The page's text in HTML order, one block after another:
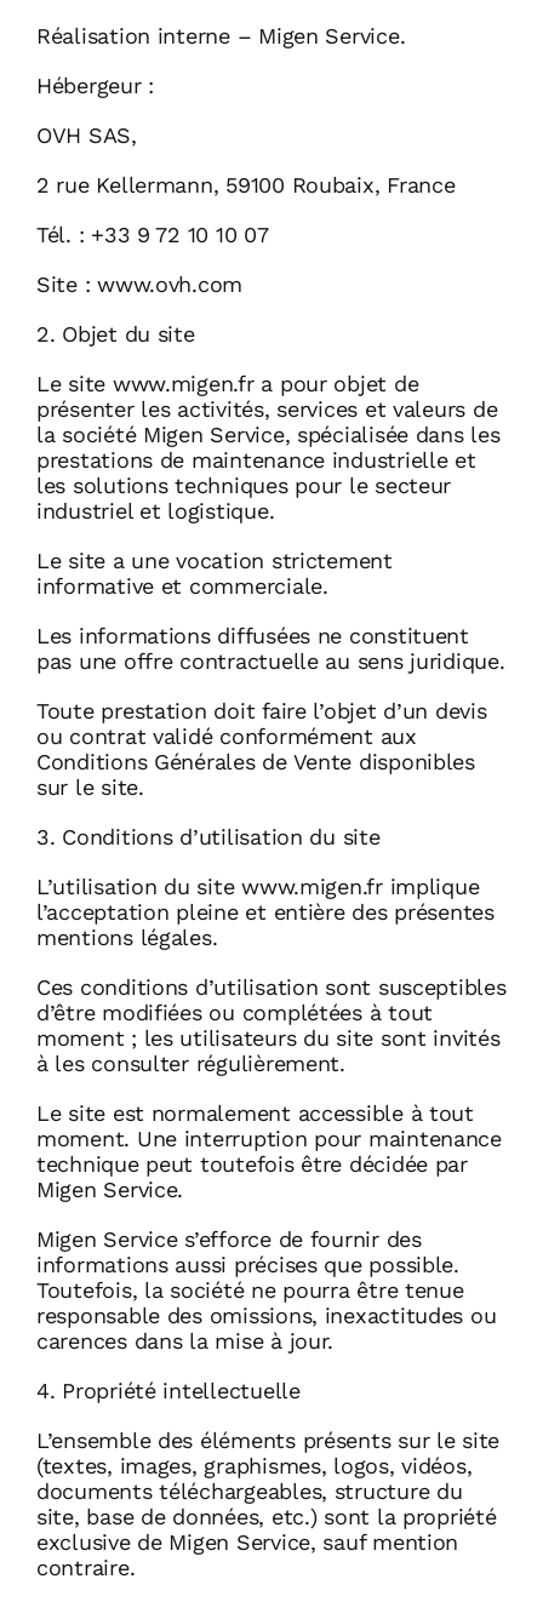
Réalisation interne – Migen Service.
Hébergeur :
OVH SAS,
2 rue Kellermann, 59100 Roubaix, France
Tél. : +33 9 72 10 10 07
Site : www.ovh.com
2. Objet du site
Le site www.migen.fr a pour objet de
présenter les activités, services et valeurs de
la société Migen Service, spécialisée dans les
prestations de maintenance industrielle et
les solutions techniques pour le secteur
industriel et logistique.
Le site a une vocation strictement
informative et commerciale.
Les informations diffusées ne constituent
pas une offre contractuelle au sens juridique.
Toute prestation doit faire l’objet d’un devis
ou contrat validé conformément aux
Conditions Générales de Vente disponibles
sur le site.
3. Conditions d’utilisation du site
L’utilisation du site www.migen.fr implique
l’acceptation pleine et entière des présentes
mentions légales.
Ces conditions d’utilisation sont susceptibles
d’être modifiées ou complétées à tout
moment ; les utilisateurs du site sont invités
à les consulter régulièrement.
Le site est normalement accessible à tout
moment. Une interruption pour maintenance
technique peut toutefois être décidée par
Migen Service.
Migen Service s’efforce de fournir des
informations aussi précises que possible.
Toutefois, la société ne pourra être tenue
responsable des omissions, inexactitudes ou
carences dans la mise à jour.
4. Propriété intellectuelle
L’ensemble des éléments présents sur le site
(textes, images, graphismes, logos, vidéos,
documents téléchargeables, structure du
site, base de données, etc.) sont la propriété
exclusive de Migen Service, sauf mention
contraire.